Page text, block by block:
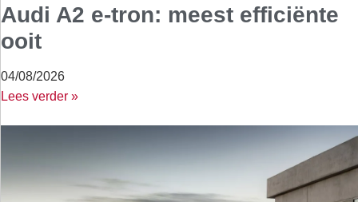
Audi A2 e-tron: meest efficiënte
ooit
04/08/2026
Lees verder »